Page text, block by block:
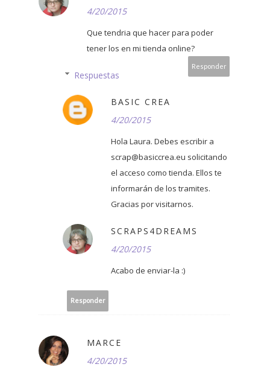
4/20/2015
Que tendria que hacer para poder
tener los en mi tienda online?
Responder
Respuestas
BASIC CREA
4/20/2015
Hola Laura. Debes escribir a
scrap@basiccrea.eu solicitando
el acceso como tienda. Ellos te
informarán de los tramites.
Gracias por visitarnos.
SCRAPS4DREAMS
4/20/2015
Acabo de enviar-la :)
Responder
MARCE
4/20/2015